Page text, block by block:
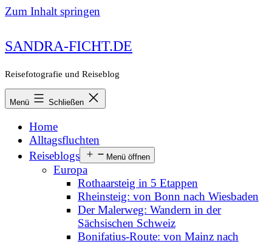
Zum Inhalt springen
SANDRA-FICHT.DE
Reisefotografie und Reiseblog
Menü Schließen
Home
Alltagsfluchten
Reiseblogs
Menü öffnen
Europa
Rothaarsteig in 5 Etappen
Rheinsteig: von Bonn nach Wiesbaden
Der Malerweg: Wandern in der
Sächsischen Schweiz
Bonifatius-Route: von Mainz nach